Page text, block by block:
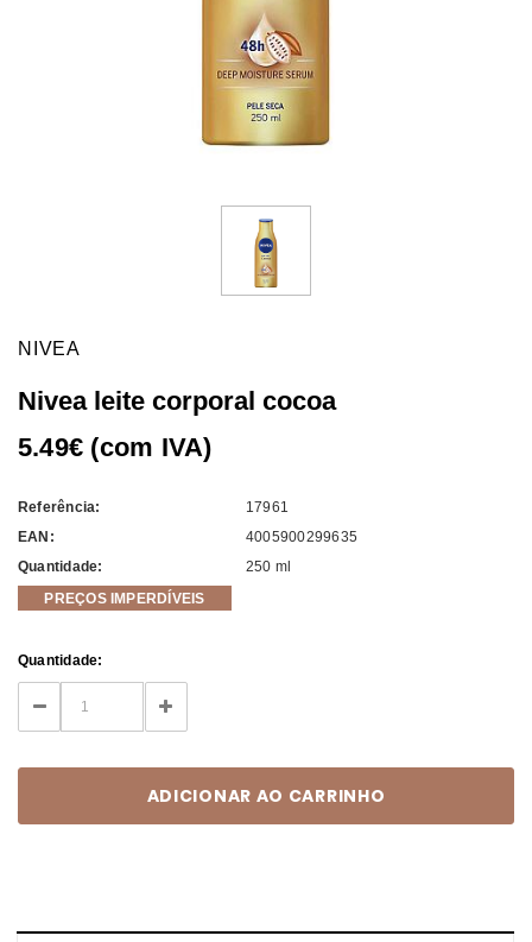
NIVEA
Nivea leite corporal cocoa
5.49€ (com IVA)
Referência:
17961
EAN:
4005900299635
Quantidade:
250 ml
PREÇOS IMPERDÍVEIS
Current
Stock:
Quantidade:
DECREASE
QUANTITY:
INCREASE
QUANTITY: